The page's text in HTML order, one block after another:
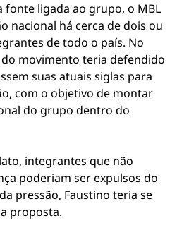
fonte ligada ao grupo, o MBL
nacional há cerca de dois ou
de todo o país. No
movimento teria defendido
suas atuais siglas para
com o objetivo de montar
do grupo dentro do
integrantes que não
poderiam ser expulsos do
pressão, Faustino teria se
proposta.